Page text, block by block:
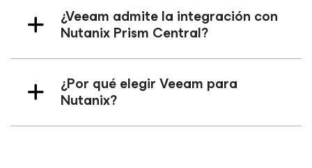
¿Veeam admite la integración con
Nutanix Prism Central?
¿Por qué elegir Veeam para
Nutanix?